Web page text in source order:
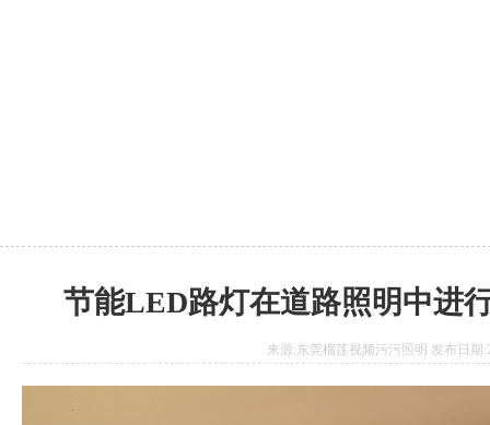
节能LED路灯在道路照明中进
来源:东莞榴莲视频污污照明 发布日期